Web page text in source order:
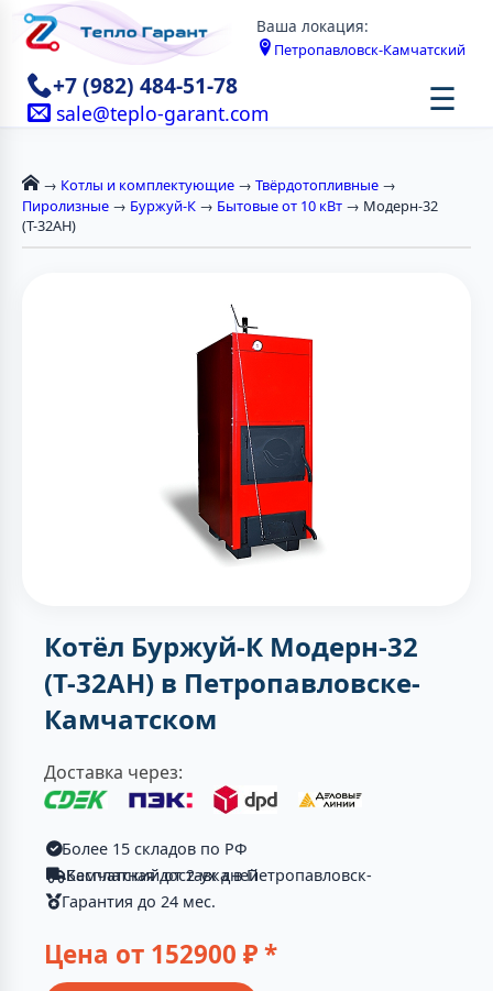
Ваша локация:
Петропавловск-Камчатский
+7 (982) 484-51-78
sale@teplo-garant.com ☰
→ Котлы и комплектующие → Твёрдотопливные →
Пиролизные → Буржуй-К → Бытовые от 10 кВт → Модерн-32
(Т-32АН)
Котёл Буржуй-К Модерн-32
(Т-32АН) в Петропавловске-
Камчатском
Доставка через:
Более 15 складов по РФ
Бесплатная доставка в Петропавловск-Камчатский от 2-ух дней
Гарантия до 24 мес.
Цена от 152900 ₽ *